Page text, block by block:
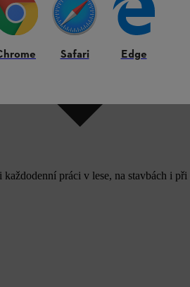
práci v lese, na stavbách i
Safari Edge